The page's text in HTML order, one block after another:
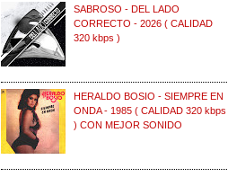
SABROSO - DEL LADO
CORRECTO - 2026 ( CALIDAD
320 kbps )
HERALDO BOSIO - SIEMPRE EN
ONDA - 1985 ( CALIDAD 320 kbps
) CON MEJOR SONIDO